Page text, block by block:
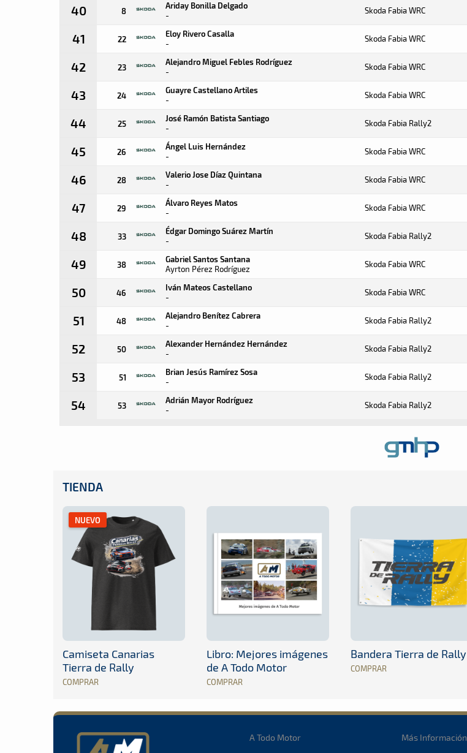
40 8
Ariday Bonilla Delgado
- Skoda Fabia WRC
41 22
Eloy Rivero Casalla
- Skoda Fabia WRC
42 23
Alejandro Miguel Febles Rodríguez
- Skoda Fabia WRC
43 24
Guayre Castellano Artiles
- Skoda Fabia WRC
44 25
José Ramón Batista Santiago
- Skoda Fabia Rally2
45 26
Ángel Luis Hernández
- Skoda Fabia WRC
46 28
Valerio Jose Díaz Quintana
- Skoda Fabia WRC
47 29
Álvaro Reyes Matos
- Skoda Fabia WRC
48 33
Édgar Domingo Suárez Martín
- Skoda Fabia Rally2
49 38
Gabriel Santos Santana
Ayrton Pérez Rodríguez Skoda Fabia WRC
50 46
Iván Mateos Castellano
- Skoda Fabia WRC
51 48
Alejandro Benítez Cabrera
- Skoda Fabia Rally2
52 50
Alexander Hernández Hernández
- Skoda Fabia Rally2
53 51
Brian Jesús Ramírez Sosa
- Skoda Fabia Rally2
54 53
Adrián Mayor Rodríguez
- Skoda Fabia Rally2
TIENDA
NUEVO
Camiseta Canarias
Tierra de Rally
COMPRAR
Libro: Mejores imágenes
de A Todo Motor
COMPRAR
Bandera Tierra de Rally
COMPRAR
A Todo Motor Más Información